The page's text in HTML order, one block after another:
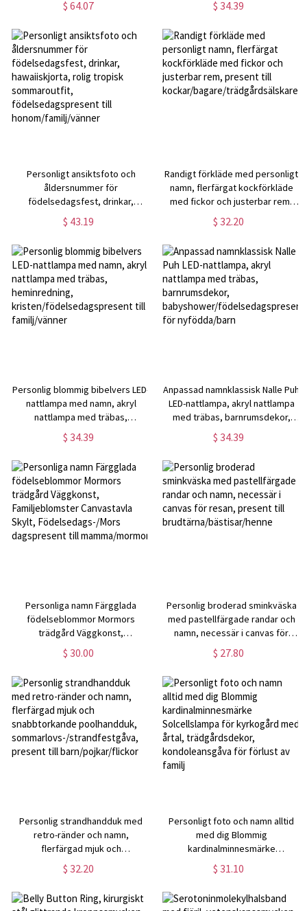
födelsedags-/farsdagspresent
$ 64.07
sommarsemester/strand/
$ 34.39
Personligt ansiktsfoto och
åldersnummer för
födelsedagsfest, drinkar,
hawaiiskjorta, rolig tropisk
sommaroutfit,
honom/familj/vänner
$ 43.19
Randigt förkläde med personligt
namn, flerfärgat kockförkläde
med fickor och justerbar rem,
present till
kockar/bagare/trädgårdsälskare/
$ 32.20
Personlig blommig bibelvers LED-
nattlampa med namn, akryl
nattlampa med träbas,
heminredning,
kristen/födelsedagspresent till
$ 34.39
Anpassad namnklassisk Nalle Puh
LED-nattlampa, akryl nattlampa
med träbas, barnrumsdekor,
babyshower/födelsedagspresent
för nyfödda/barn
$ 34.39
Personliga namn Färgglada
födelseblommor Mormors
trädgård Väggkonst,
Familjeblomster Canvastavla
Skylt, Födelsedags-/Mors
dagspresent till mamma/mormor
$ 30.00
Personlig broderad sminkväska
med pastellfärgade randar och
namn, necessär i canvas för
resan, present till
brudtärna/bästisar/henne
$ 27.80
Personlig strandhandduk med
retro-ränder och namn,
flerfärgad mjuk och
snabbtorkande poolhandduk,
sommarlovs-/strandfestgåva,
present till barn/pojkar/flickor
$ 32.20
Personligt foto och namn alltid
med dig Blommig
kardinalminnesmärke
Solcellslampa för kyrkogård med
årtal, trädgårdsdekor,
kondoleansgåva för förlust av
familj
$ 31.10